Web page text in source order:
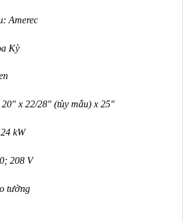
Amerec
Kỳ
x 22/28″ (tùy mẫu) x 25″
kW
208 V
tường